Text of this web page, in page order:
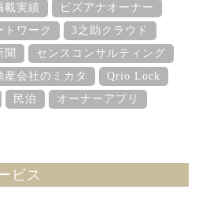
載実績
ビズアナオーナー
トワーク
3之助クラウド
聞
センスコンサルティング
産会社のミカタ
Qrio Lock
民泊
オーナーアプリ
ビス